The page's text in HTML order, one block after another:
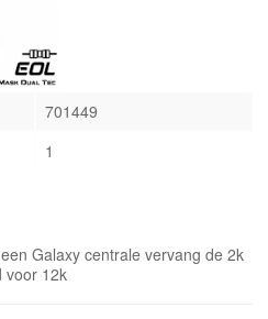
701449
1
Galaxy centrale vervang de 2k
voor 12k